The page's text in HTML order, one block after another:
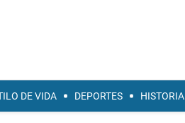
DE VIDA DEPORTES HISTORIA